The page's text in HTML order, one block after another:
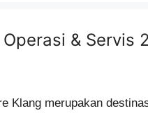
& Servis
Klang merupakan